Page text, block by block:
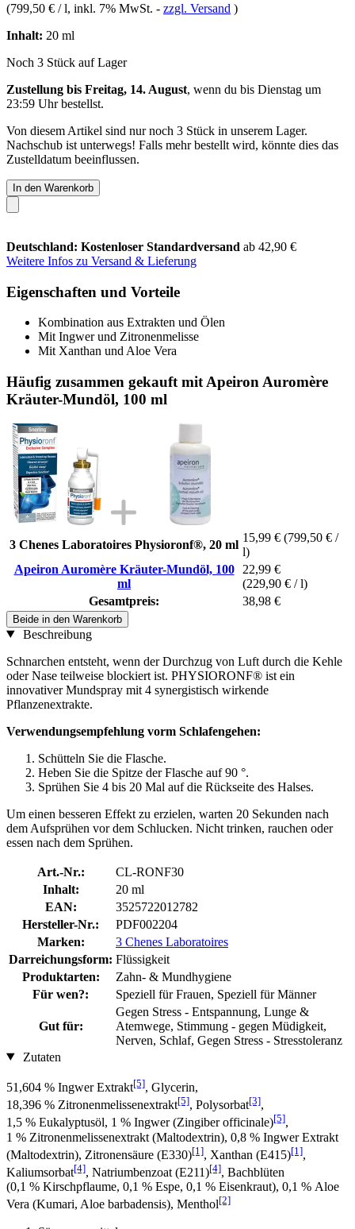
(799,50 € / l, inkl. 7% MwSt. - zzgl. Versand )
Inhalt: 20 ml
Noch 3 Stück auf Lager
Zustellung bis Freitag, 14. August, wenn du bis Dienstag um
23:59 Uhrbestellst.
Von diesem Artikel sind nur noch 3 Stück in unserem Lager.
Nachschub ist unterwegs! Falls mehr bestellt wird, könnte dies das
Zustelldatum beeinflussen.
In den Warenkorb
Deutschland: Kostenloser Standardversand ab 42,90 €
Weitere Infos zu Versand & Lieferung
Eigenschaften und Vorteile
Kombination aus Extrakten und Ölen
Mit Ingwer und Zitronenmelisse
Mit Xanthan und Aloe Vera
Häufig zusammen gekauft mit Apeiron Auromère
Kräuter-Mundöl, 100 ml
3 Chenes Laboratoires Physioronf®, 20 ml
15,99 € (799,50 € /
l)
Apeiron Auromère Kräuter-Mundöl, 100
ml
22,99 €
(229,90 € / l)
Gesamtpreis:
38,98 €
Beide in den Warenkorb
Beschreibung
Schnarchen entsteht, wenn der Durchzug von Luft durch die Kehle
oder Nase teilweise blockiert ist. PHYSIORONF® ist ein
innovativer Mundspray mit 4 synergistisch wirkende
Pflanzenextrakte.
Verwendungsempfehlung vorm Schlafengehen:
Schütteln Sie die Flasche.
Heben Sie die Spitze der Flasche auf 90 °.
Sprühen Sie 4 bis 20 Mal auf die Rückseite des Halses.
Um einen besseren Effekt zu erzielen, warten 20 Sekunden nach
dem Aufsprühen vor dem Schlucken. Nicht trinken, rauchen oder
essen nach dem Sprühen.
Art.-Nr.:
CL-RONF30
Inhalt:
20 ml
EAN:
3525722012782
Hersteller-Nr.:
PDF002204
Marken:
3 Chenes Laboratoires
Darreichungsform: Flüssigkeit
Produktarten:
Zahn- & Mundhygiene
Für wen?:
Speziell für Frauen, Speziell für Männer
Gut für:
Gegen Stress - Entspannung, Lunge &
Atemwege, Stimmung - gegen Müdigkeit,
Nerven, Schlaf, Gegen Stress - Stresstoleranz
Zutaten
51,604 % Ingwer Extrakt[5], Glycerin,
18,396 % Zitronenmelissenextrakt[5], Polysorbat[3],
1,5 % Eukalyptusöl, 1 % Ingwer (Zingiber officinale)[5],
1 % Zitronenmelissenextrakt (Maltodextrin), 0,8 % Ingwer Extrakt
(Maltodextrin), Zitronensäure (E330)[1], Xanthan (E415)[1],
Kaliumsorbat[4], Natriumbenzoat (E211)[4], Bachblüten
(0,1 % Kirschpflaume, 0,1 % Espe, 0,1 % Eisenkraut), 0,1 % Aloe
Vera (Kumari, Aloe barbadensis), Menthol[2]